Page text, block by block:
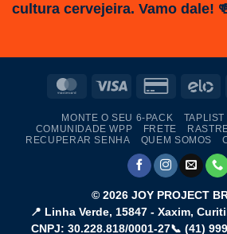
cultura cervejeira. Vamo dale!
MasterCardVisa
Credit
2
MONTE O SEU 6-PACK
COMUNIDADE WPP
FRETE
RECUPERAR SENHA
QUEM SOMOS
© 2026 JOY PROJECT
📍 Linha Verde, 15847 - Xaxim,
CNPJ: 30.228.818/0001-27📞 (41)